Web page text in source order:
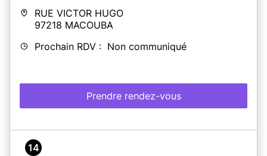
RUE VICTOR HUGO
97218 MACOUBA
Prochain RDV : Non communiqué
Prendre rendez-vous
14